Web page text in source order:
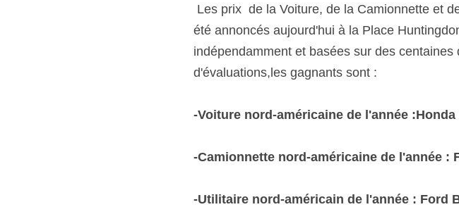
été annoncés aujourd'hui à la Place
indépendamment et basées sur des
d'évaluations,les gagnants sont :
-Voiture nord-américaine de l'année
-Camionnette nord-américaine de l'année :
-Utilitaire nord-américain de l'année : Ford